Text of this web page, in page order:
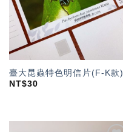
臺大昆蟲特色明信片(F-K款)
NT$30